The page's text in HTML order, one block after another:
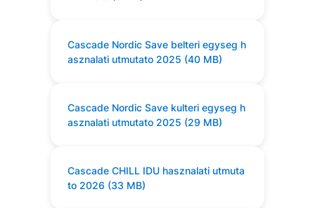
Cascade Nordic Save belteri egyseg h
asznalati utmutato 2025 (40 MB)
Cascade Nordic Save kulteri egyseg h
asznalati utmutato 2025 (29 MB)
Cascade CHILL IDU hasznalati utmuta
to 2026 (33 MB)